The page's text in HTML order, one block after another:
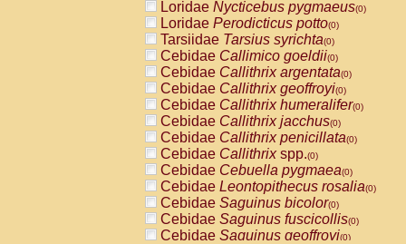
Loridae Nycticebus pygmaeus(0)
Loridae Perodicticus potto(0)
Tarsiidae Tarsius syrichta(0)
Cebidae Callimico goeldii(0)
Cebidae Callithrix argentata(0)
Cebidae Callithrix geoffroyi(0)
Cebidae Callithrix humeralifer(0)
Cebidae Callithrix jacchus(0)
Cebidae Callithrix penicillata(0)
Cebidae Callithrixspp.(0)
Cebidae Cebuella pygmaea(0)
Cebidae Leontopithecus rosalia(0)
Cebidae Saguinus bicolor(0)
Cebidae Saguinus fuscicollis(0)
Cebidae Saguinus geoffroyi(0)